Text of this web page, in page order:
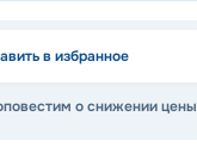
в избранное
о снижении цены